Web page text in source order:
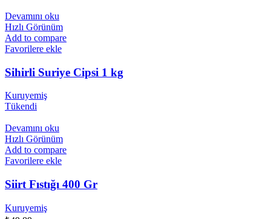
Devamını oku
Hızlı Görünüm
Add to compare
Favorilere ekle
Sihirli Suriye Cipsi 1 kg
Kuruyemiş
Tükendi
Devamını oku
Hızlı Görünüm
Add to compare
Favorilere ekle
Siirt Fıstığı 400 Gr
Kuruyemiş